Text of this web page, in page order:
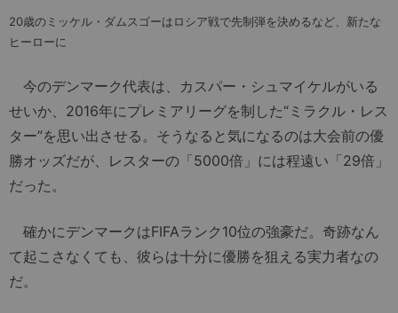
20歳のミッケル・ダムスゴーはロシア戦で先制弾を決めるなど、新たな
ヒーローに
今のデンマーク代表は、カスパー・シュマイケルがいる
せいか、2016年にプレミアリーグを制した“ミラクル・レス
ター”を思い出させる。そうなると気になるのは大会前の優
勝オッズだが、レスターの「5000倍」には程遠い「29倍」
だった。
確かにデンマークはFIFAランク10位の強豪だ。奇跡なん
て起こさなくても、彼らは十分に優勝を狙える実力者なの
だ。